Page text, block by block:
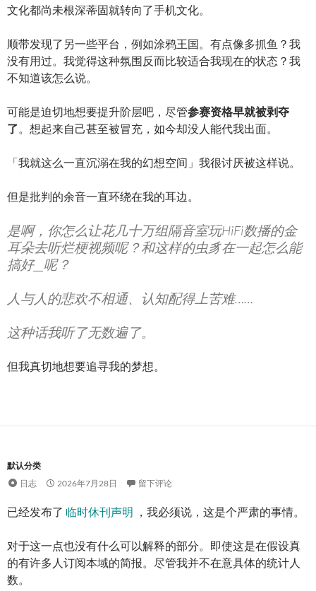
文化都尚未根深蒂固就转向了手机文化。
顺带发现了另一些平台，例如涂鸦王国。有点像多抓鱼？我
没有用过。我觉得这种氛围反而比较适合我现在的状态？我
不知道该怎么说。
可能是迫切地想要提升阶层吧，尽管参赛资格早就被剥夺
了。想起来自己甚至被冒充，如今却没人能代我出面。
「我就这么一直沉溺在我的幻想空间」我很讨厌被这样说。
但是批判的余音一直环绕在我的耳边。
是啊，你怎么让花几十万组隔音室玩HiFi数播的金
耳朵去听烂梗视频呢？和这样的虫豸在一起怎么能
搞好__呢？
人与人的悲欢不相通、认知配得上苦难……
这种话我听了无数遍了。
但我真切地想要追寻我的梦想。
默认分类
日志
2026年7月28日 留下评论
已经发布了 临时休刊声明 ，我必须说，这是个严肃的事情。
对于这一点也没有什么可以解释的部分。即使这是在假设真
的有许多人订阅本域的简报。尽管我并不在意具体的统计人
数。